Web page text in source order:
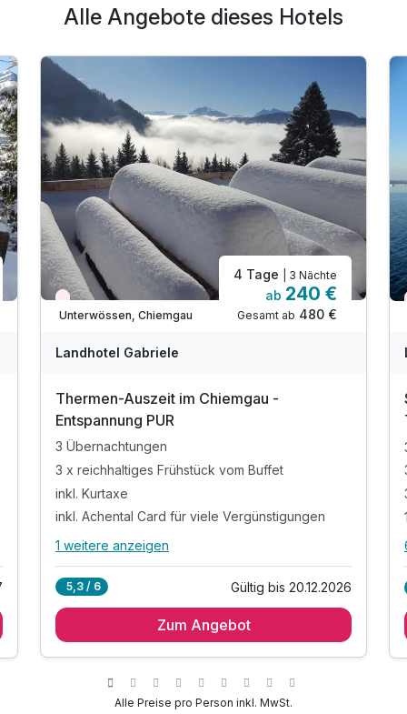
Alle Angebote dieses Hotels
Wieder frei ab Oktober
Unterwössen, Chiemgau
4 Tage | 3 Nächte
ab 240 €
Gesamt ab 480 €
Landhotel Gabriele
Thermen-Auszeit im Chiemgau -
Entspannung PUR
3 Übernachtungen
3 x reichhaltiges Frühstück vom Buffet
inkl. Kurtaxe
inkl. Achental Card für viele Vergünstigungen
Alle Inklusivleistungen
3 x reichhaltiges Frühstück vom Buffet
1x Infomaterial & Wanderkarte
1 weitere anzeigen
5,3 / 6 Gültig bis 20.12.2026
Zum Angebot
Alle Preise pro Person inkl. MwSt.